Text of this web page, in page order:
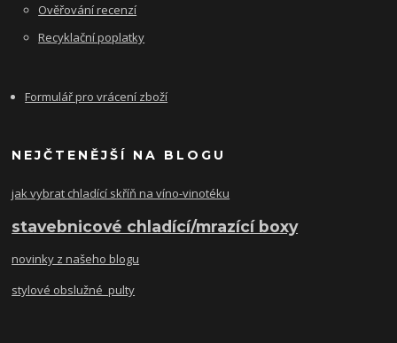
Ověřování recenzí
Recyklační poplatky
Formulář pro vrácení zboží
NEJČTENĚJŠÍ NA BLOGU
jak vybrat chladící skříň na víno-vinotéku
stavebnicové chladící/mrazící boxy
novinky z našeho blogu
stylové obslužné pulty